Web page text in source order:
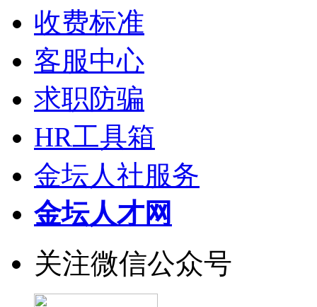
收费标准
客服中心
求职防骗
HR工具箱
金坛人社服务
金坛人才网
关注微信公众号